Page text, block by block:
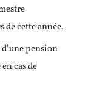
de cette année.
pension
cas de